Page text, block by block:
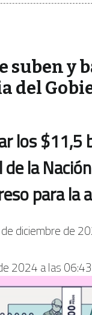
suben y
del
los $11,5
la
para la
diciembre de
2024 a las